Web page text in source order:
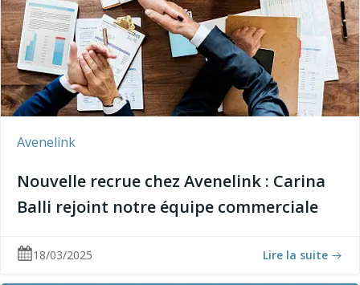
Avenelink
Nouvelle recrue chez Avenelink : Carina
Balli rejoint notre équipe commerciale
18/03/2025 Lire la suite